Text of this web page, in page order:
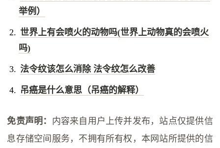
举例）
世界上有会喷火的动物吗(世界上动物真的会喷火
吗)
法令纹该怎么消除 法令纹怎么改善
吊癌是什么意思（吊癌的解释）
免责声明： 内容来自用户上传并发布，站点仅提供信
息存储空间服务，不拥有所有权，本网站所提供的信